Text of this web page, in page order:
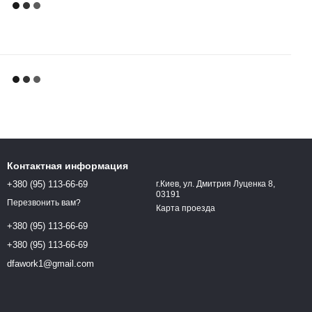
Контактная информация
+380 (95) 113-66-69
Перезвонить вам?
+380 (95) 113-66-69
+380 (95) 113-66-69
dfawork1@gmail.com
г.Киев, ул. Дмитрия Луценка 8,
03191
Карта проезда